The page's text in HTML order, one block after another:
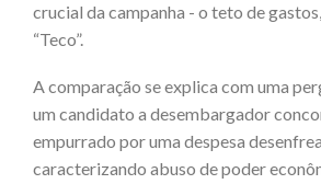
crucial da campanha - o teto de
“Teco”.
A comparação se explica com uma
um candidato a desembargador
empurrado por uma despesa
caracterizando abuso de poder